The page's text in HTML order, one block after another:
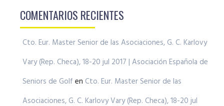
COMENTARIOS RECIENTES
Cto. Eur. Master Senior de las Asociaciones, G. C. Karlovy
Vary (Rep. Checa), 18-20 jul 2017 | Asociación Española de
Seniors de Golf en Cto. Eur. Master Senior de las
Asociaciones, G. C. Karlovy Vary (Rep. Checa), 18-20 jul